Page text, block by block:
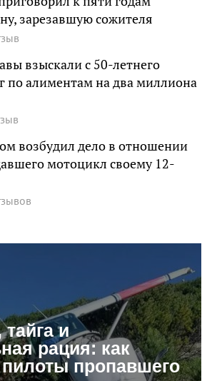
зарезавшую сожителя
взыскали с 50-летнего
по алиментам на два миллиона
возбудил дело в отношении
мотоцикл своему 12-
и
рация: как
пропавшего